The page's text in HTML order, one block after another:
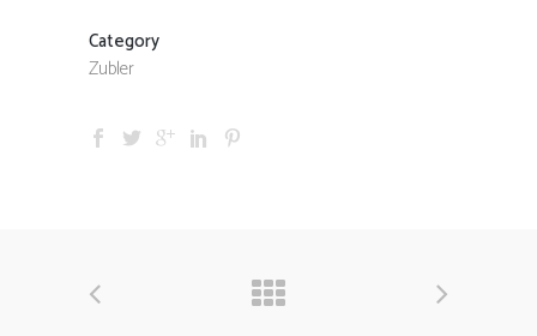
Category
Zubler